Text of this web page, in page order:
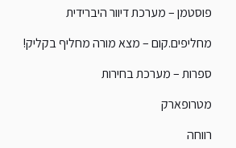
פוסטמן – מערכת דיוור היברידית
מחליפים.קום – מצא מורה מחליף בקליק!
ספרות – מערכת בחירות
מטרופארק
רווחה